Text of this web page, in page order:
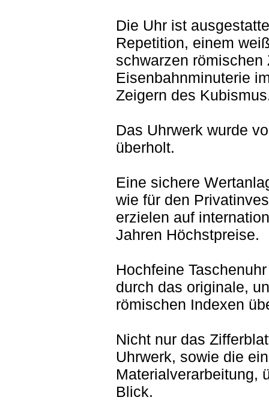
Die Uhr ist
Repetition, einem
schwarzen römischen
Eisenbahnminuterie
Zeigern des
Das Uhrwerk wurde
überholt.
Eine sichere
wie für den
erzielen auf
Jahren Höchstpreise.
Hochfeine
durch das originale,
römischen Indexen
Nicht nur das
Uhrwerk, sowie die
Materialverarbeitung,
Blick.